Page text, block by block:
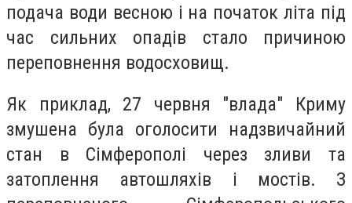
подача води весною і на початок літа під
час сильних опадів стало причиною
переповнення водосховищ.
Як приклад, 27 червня "влада" Криму
змушена була оголосити надзвичайний
стан в Сімферополі через зливи та
затоплення автошляхів і мостів. З